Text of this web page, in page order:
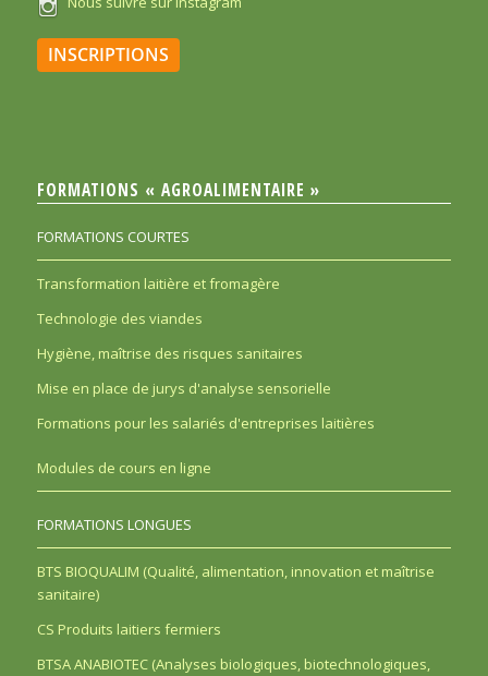
INSCRIPTIONS
FORMATIONS « AGROALIMENTAIRE »
FORMATIONS COURTES
Transformation laitière et fromagère
Technologie des viandes
Hygiène, maîtrise des risques sanitaires
Mise en place de jurys d'analyse sensorielle
Formations pour les salariés d'entreprises laitières
Modules de cours en ligne
FORMATIONS LONGUES
BTS BIOQUALIM (Qualité, alimentation, innovation et maîtrise
sanitaire)
CS Produits laitiers fermiers
BTSA ANABIOTEC (Analyses biologiques, biotechnologiques,